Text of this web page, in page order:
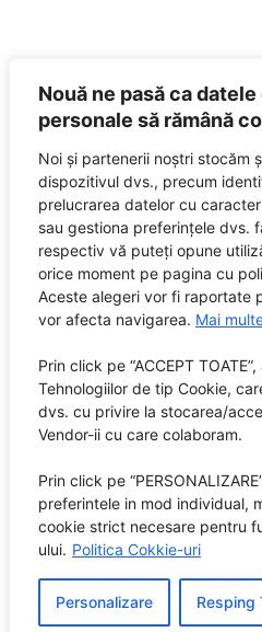
Nouă ne pasă ca
personale să rămână
Noi și partenerii noștri stocăm
dispozitivul dvs., precum
prelucrarea datelor cu
sau gestiona preferințele dvs.
respectiv vă puteți opune
orice moment pe pagina cu
Aceste alegeri vor fi raportate
vor afecta navigarea. Mai
Prin click pe “ACCEPT
Tehnologiilor de tip Cookie,
dvs. cu privire la stocarea/
Vendor-ii cu care colaboram.
Prin click pe
preferintele in mod individual,
cookie strict necesare pentru
ului. Politica Cokkie-uri
Personalizare Resping
SUNETE este marcă
RO 32408505
Editor: City Guide Media SRL
Sediul central: Brașov, Str.